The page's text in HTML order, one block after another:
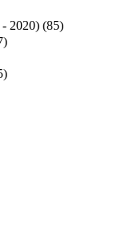
2020) (85)
)
)